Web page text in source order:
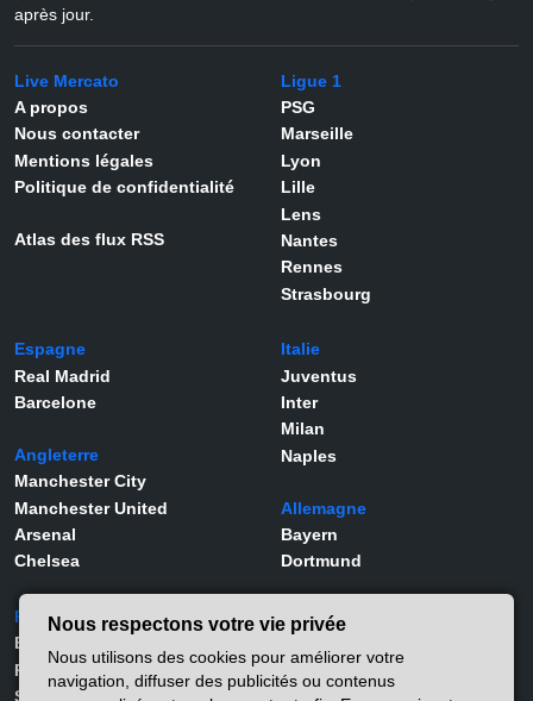
après jour.
Live Mercato
A propos
Nous contacter
Mentions légales
Politique de confidentialité
Atlas des flux RSS
Ligue 1
PSG
Marseille
Lyon
Lille
Lens
Nantes
Rennes
Strasbourg
Espagne
Real Madrid
Barcelone
Angleterre
Manchester City
Manchester United
Arsenal
Chelsea
Italie
Juventus
Inter
Milan
Naples
Allemagne
Bayern
Dortmund
Portugal
Benfica
Porto
Sporting
Joueurs
Rodrygo
Nous respectons votre vie privée
Nous utilisons des cookies pour améliorer votre
navigation, diffuser des publicités ou contenus